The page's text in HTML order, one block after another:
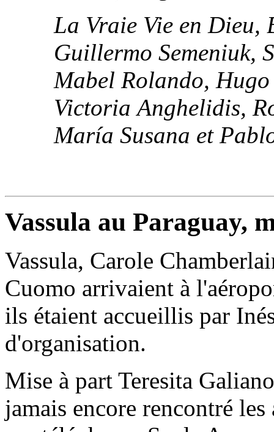
La Vraie Vie en Dieu,
Guillermo Semeniuk,
Mabel Rolando,
Victoria Anghelidis,
María Susana et
Vassula au Paraguay,
Vassula, Carole
Cuomo arrivaient à
ils étaient accueillis par
d'organisation.
Mise à part Teresita
jamais encore rencontré